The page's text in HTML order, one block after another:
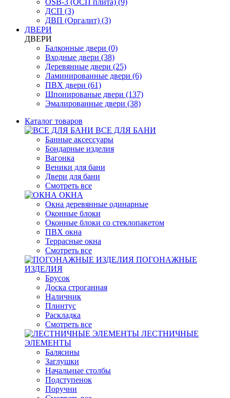
ДСП (3)
ДВП (Оргалит) (3)
ДВЕРИ
ДВЕРИ
Балконные двери (0)
Входные двери (38)
Деревянные двери (25)
Ламинированные двери (6)
ПВХ двери (61)
Шпонированые двери (137)
Эмалированные двери (38)
Каталог товаров
ВСЕ ДЛЯ БАНИ
Банные аксессуары
Бондарные изделия
Вагонка
Веники для бани
Двери для бани
Смотреть все
ОКНА
Окна деревянные одинарные
Оконные блоки
Оконные блоки со стеклопакетом
ПВХ окна
Террасные окна
Смотреть все
ПОГОНАЖНЫЕ
ИЗДЕЛИЯ
Брусок
Доска строганная
Наличник
Плинтус
Раскладка
Смотреть все
ЛЕСТНИЧНЫЕ
ЭЛЕМЕНТЫ
Балясины
Заглушки
Начальные столбы
Подступенок
Поручни